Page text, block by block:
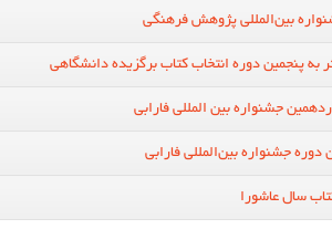
بین‌المللی پژوهش فرهنگی
به پنجمین دوره انتخاب کتاب برگزیده دانشگاهی
جشنواره بین المللی فارابی
دوره جشنواره بین‌المللی فارابی
سال عاشورا